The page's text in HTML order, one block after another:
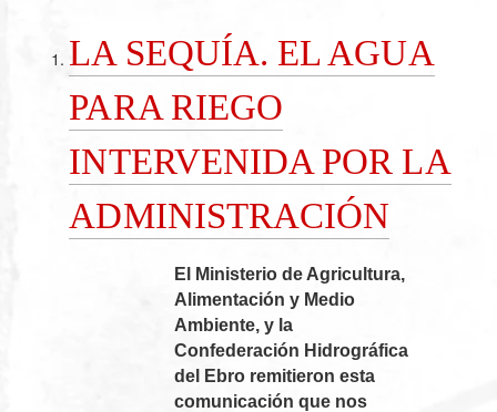
LA SEQUÍA. EL AGUA
PARA RIEGO
INTERVENIDA POR LA
ADMINISTRACIÓN
El Ministerio de Agricultura,
Alimentación y Medio
Ambiente, y la
Confederación Hidrográfica
del Ebro remitieron esta
comunicación que nos